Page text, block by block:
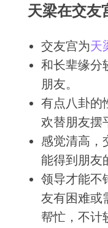
天梁在交友
交友宫为天
和长辈缘分
朋友。
有点八卦的
欢替朋友摆
感觉清高，
能得到朋友
领导才能不
友有困难或
帮忙，不计